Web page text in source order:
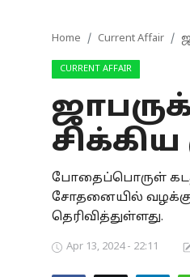
Games
Health
Special Story
Business
Home Current Affair
CURRENT AFFAIR
போதைப்பொருள்
சோதனையில்
தெரிவித்துள்ளது.
Apr 13, 2024 - 22:11